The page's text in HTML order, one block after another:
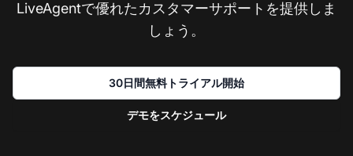
LiveAgentで優れたカスタマーサポートを提供しま
しょう。
30日間無料トライアル開始
デモをスケジュール